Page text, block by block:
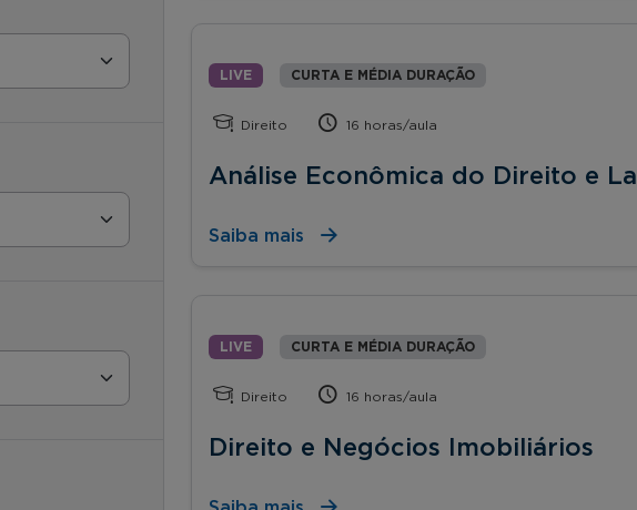
LIVE CURTA E MÉDIA DURAÇÃO
Direito 16 horas/aula
Análise Econômica do Direito e
Saiba mais
LIVE CURTA E MÉDIA DURAÇÃO
Direito 16 horas/aula
Direito e Negócios Imobiliários